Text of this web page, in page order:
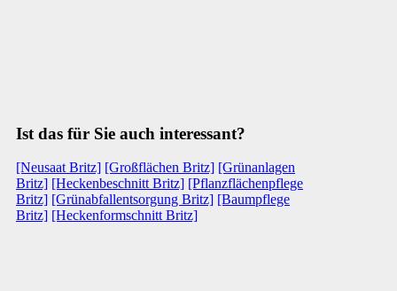
Ist das für Sie auch interessant?
[Neusaat Britz] [Großflächen Britz] [Grünanlagen
Britz] [Heckenbeschnitt Britz] [Pflanzflächenpflege
Britz] [Grünabfallentsorgung Britz] [Baumpflege
Britz] [Heckenformschnitt Britz]